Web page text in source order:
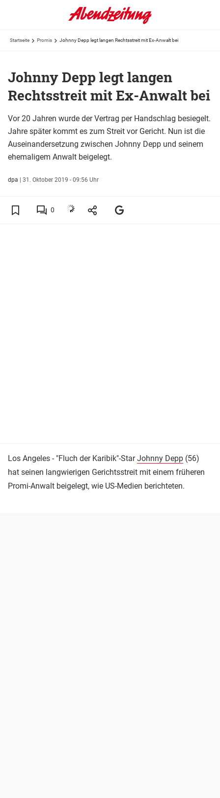
Startseite Promis Johnny Depp legt langen Rechtsstreit mit Ex-Anwalt bei
Johnny Depp legt langen
Rechtsstreit mit Ex-Anwalt bei
Vor 20 Jahren wurde der Vertrag per Handschlag besiegelt.
Jahre später kommt es zum Streit vor Gericht. Nun ist die
Auseinandersetzung zwischen Johnny Depp und seinem
ehemaligem Anwalt beigelegt.
dpa | 31. Oktober 2019 - 09:56 Uhr
0
Los Angeles - "Fluch der Karibik"-StarJohnny Depp (56)
hat seinen langwierigen Gerichtsstreit mit einem früheren
Promi-Anwalt beigelegt, wie US-Medien berichteten.